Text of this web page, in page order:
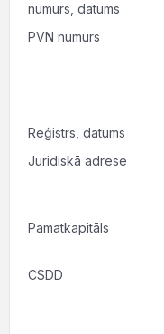
numurs, datums
PVN numurs
Reģistrs, datums
Juridiskā adrese
Pamatkapitāls
CSDD